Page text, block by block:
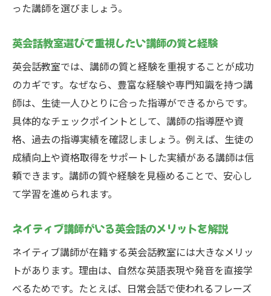
った講師を選びましょう。
英会話教室選びで重視したい講師の質と経験
英会話教室では、講師の質と経験を重視することが成功
のカギです。なぜなら、豊富な経験や専門知識を持つ講
師は、生徒一人ひとりに合った指導ができるからです。
具体的なチェックポイントとして、講師の指導歴や資
格、過去の指導実績を確認しましょう。例えば、生徒の
成績向上や資格取得をサポートした実績がある講師は信
頼できます。講師の質や経験を見極めることで、安心し
て学習を進められます。
ネイティブ講師がいる英会話のメリットを解説
ネイティブ講師が在籍する英会話教室には大きなメリッ
トがあります。理由は、自然な英語表現や発音を直接学
べるためです。たとえば、日常会話で使われるフレーズ